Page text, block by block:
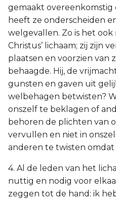
gemaakt overeenkomstig
heeft ze onderscheiden
welgevallen. Zo is het
Christus’ lichaam; zij zijn
plaatsen en voorzien van
behaagde. Hij, de
gunsten en gaven uit
welbehagen betwisten?
onszelf te beklagen of
behoren de plichten van
vervullen en niet in
anderen te twisten omdat
4. Al de leden van het
nuttig en nodig voor
zeggen tot de hand: ik